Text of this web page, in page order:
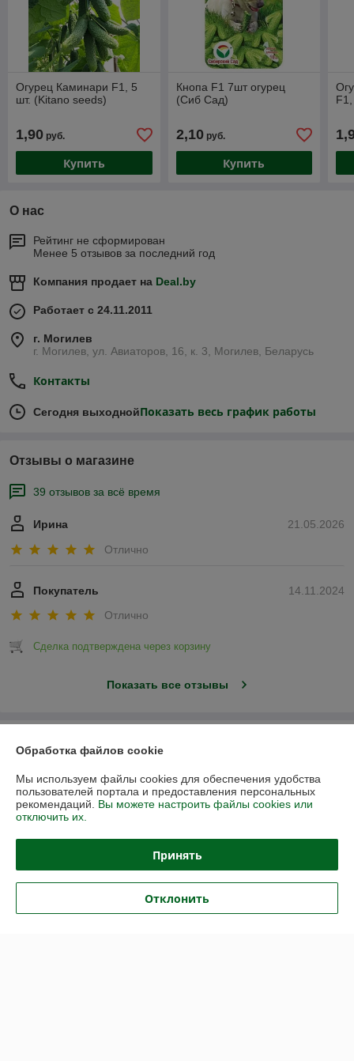
Огурец Каминари F1, 5
шт. (Kitano seeds)
1,90 руб.
Купить
Кнопа F1 7шт огурец
(Сиб Сад)
2,10руб.
Купить
О нас
Рейтинг не сформирован
Менее 5 отзывов за последний год
Компания продает на Deal.by
Работает с 24.11.2011
г. Могилев
г. Могилев, ул. Авиаторов, 16, к. 3, Могилев, Беларусь
Контакты
Сегодня выходнойПоказать весь график работы
Отзывы о магазине
39 отзывов за всё время
21.05.2026
Ирина
Отлично
14.11.2024
Покупатель
Отлично
Сделка подтверждена через корзину
Показать все отзывы
Контакты
Доставка и оплата
Полная версия сайта
Обработка файлов cookie
Мы используем файлы cookies для обеспечения удобства
пользователей портала и предоставления персональных
рекомендаций. Вы можете настроить файлы cookies или
отключить их.
Принять
Отклонить